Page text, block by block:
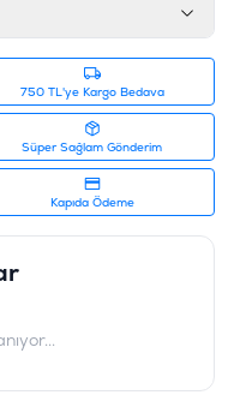
750 TL'ye Kargo Bedava
Süper Sağlam Gönderim
Kapıda Ödeme